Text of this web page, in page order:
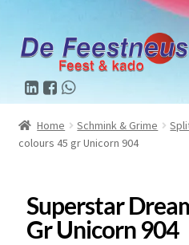
Home Schmink & Grime
colours 45 gr Unicorn 904
Superstar
Gr Unicorn 904